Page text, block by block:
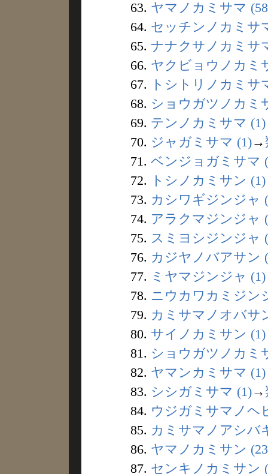
63. ヤマノカミサマ
64. セッチンノカミサ
65. ナナクサノカミサ
66. ヤクビョウノカミ
67.
トシトリノカミサ
68. ショウガツノカミ
69. テンノカミサマ (1)
70. ジャガミサマ (1)→
71. ベンジョガミサマ
72.
トシノカミサン (1)
73. カシワギジンジャ
74. アラクマジンジャ
75. スミヨシジンジャ
76. カジヤノバアサン
77. ミヤマジンジャ (1)
78. ニウカワカミジン
79. カミサマノオバサ
80. サイノカミサン (1)
81. ショウガツノカミ
82. ヤマンカミサマ (1)
83. シシガミサマ (1)→
84. ウジガミサマノヘ
85. カミサマノアシバ
86. ヤマノカミサン
87. センキノカミサン